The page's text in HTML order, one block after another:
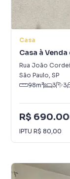
Casa
Casa à
Rua João
São Paulo, SP
98m² 3 3
R$
IPTU R$ 80,00